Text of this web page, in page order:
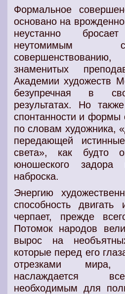
Формальное
основано на
неустанно
неутомимым
знаменитых
Академии художеств
безупречная в
результатах. Но
спонтанности и формы
по словам художника,
передающей
света», как будто
юношеского
наброска.
Энергию
способность двигать
черпает, прежде
Потомок народов
вырос на
которые перед его
отрезками мира,
наслаждается
необходимым для